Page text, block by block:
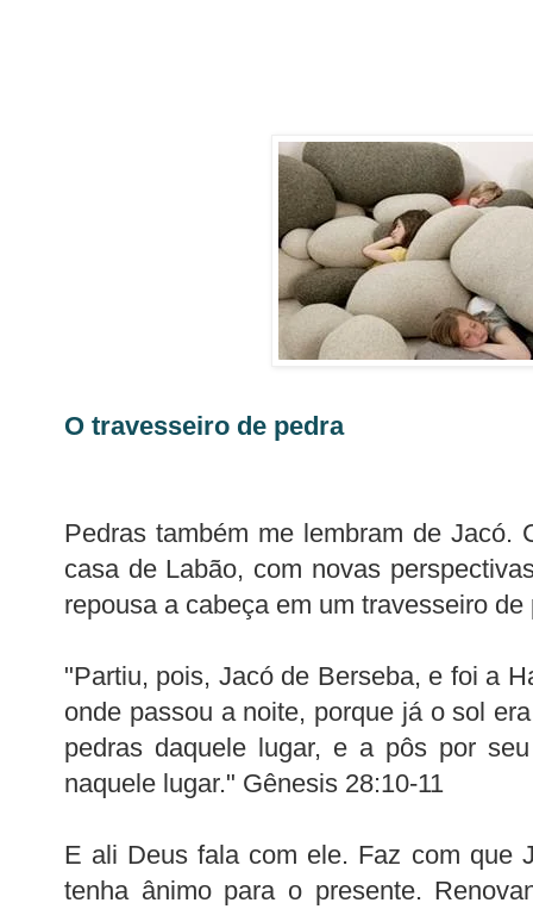
O travesseiro de pedra
Pedras também me lembram de Jacó.
casa de Labão, com novas
repousa a cabeça em um travesseiro de
"Partiu, pois, Jacó de Berseba, e foi a
onde passou a noite, porque já o sol
pedras daquele lugar, e a pôs por
naquele lugar." Gênesis 28:10-11
E ali Deus fala com ele. Faz com que
tenha ânimo para o presente.